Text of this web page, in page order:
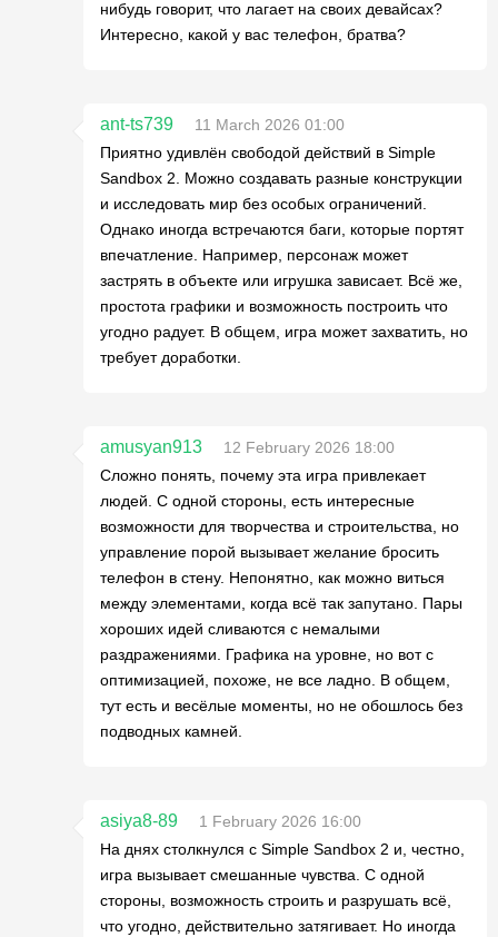
нибудь говорит, что лагает на своих девайсах?
Интересно, какой у вас телефон, братва?
ant-ts739
11 March 2026 01:00
Приятно удивлён свободой действий в Simple
Sandbox 2. Можно создавать разные конструкции
и исследовать мир без особых ограничений.
Однако иногда встречаются баги, которые портят
впечатление. Например, персонаж может
застрять в объекте или игрушка зависает. Всё же,
простота графики и возможность построить что
угодно радует. В общем, игра может захватить, но
требует доработки.
amusyan913
12 February 2026 18:00
Сложно понять, почему эта игра привлекает
людей. С одной стороны, есть интересные
возможности для творчества и строительства, но
управление порой вызывает желание бросить
телефон в стену. Непонятно, как можно виться
между элементами, когда всё так запутано. Пары
хороших идей сливаются с немалыми
раздражениями. Графика на уровне, но вот с
оптимизацией, похоже, не все ладно. В общем,
тут есть и весёлые моменты, но не обошлось без
подводных камней.
asiya8-89
1 February 2026 16:00
На днях столкнулся с Simple Sandbox 2 и, честно,
игра вызывает смешанные чувства. С одной
стороны, возможность строить и разрушать всё,
что угодно, действительно затягивает. Но иногда